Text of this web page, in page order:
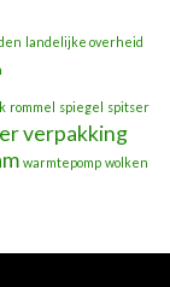
landelijke overheid
rommel spiegel spitser
verpakking
warmtepomp wolken